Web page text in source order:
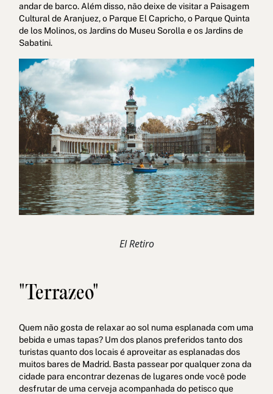
andar de barco. Além disso, não deixe de visitar a Paisagem
Cultural de Aranjuez, o Parque El Capricho, o Parque Quinta
de los Molinos, os Jardins do Museu Sorolla e os Jardins de
Sabatini.
El Retiro
"Terrazeo"
Quem não gosta de relaxar ao sol numa esplanada com uma
bebida e umas tapas? Um dos planos preferidos tanto dos
turistas quanto dos locais é aproveitar as esplanadas dos
muitos bares de Madrid. Basta passear por qualquer zona da
cidade para encontrar dezenas de lugares onde você pode
desfrutar de uma cerveja acompanhada do petisco que